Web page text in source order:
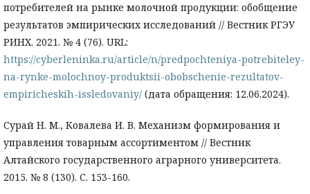
потребителей на рынке молочной продукции: обобщение
результатов эмпирических исследований // Вестник РГЭУ
РИНХ. 2021. № 4 (76). URL:
https://cyberleninka.ru/article/n/predpochteniya-potrebiteley-
na-rynke-molochnoy-produktsii-obobschenie-rezultatov-
empiricheskih-issledovaniy/ (дата обращения: 12.06.2024).
Сурай Н. М., Ковалева И. В. Механизм формирования и
управления товарным ассортиментом // Вестник
Алтайского государственного аграрного университета.
2015. № 8 (130). С. 153-160.